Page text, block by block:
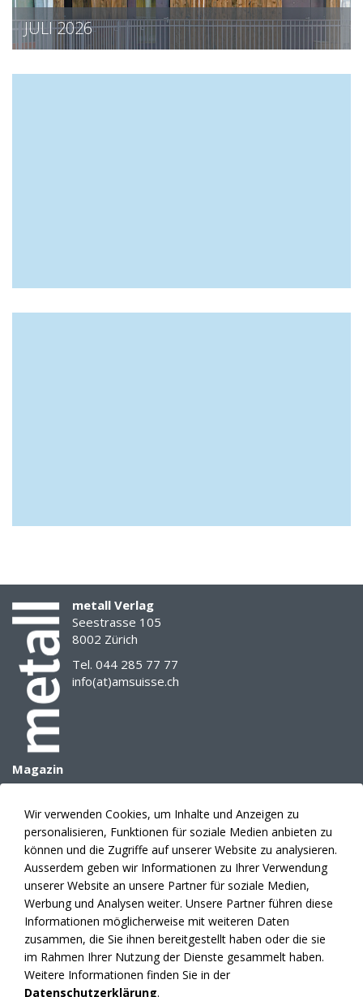
JULI 2026
metall Verlag
Seestrasse 105
8002 Zürich
Tel. 044 285 77 77
info(at)amsuisse.ch
Magazin
Archiv
E-Paper
Mediadaten
Themenplanung
Anzeigen
Verlag
Abonnement
Fakten
Kontakte
News
Wir verwenden Cookies, um Inhalte und Anzeigen zu
personalisieren, Funktionen für soziale Medien anbieten zu
können und die Zugriffe auf unserer Website zu analysieren.
Ausserdem geben wir Informationen zu Ihrer Verwendung
unserer Website an unsere Partner für soziale Medien,
Werbung und Analysen weiter. Unsere Partner führen diese
Informationen möglicherweise mit weiteren Daten
zusammen, die Sie ihnen bereitgestellt haben oder die sie
im Rahmen Ihrer Nutzung der Dienste gesammelt haben.
Weitere Informationen finden Sie in der
Datenschutzerklärung.